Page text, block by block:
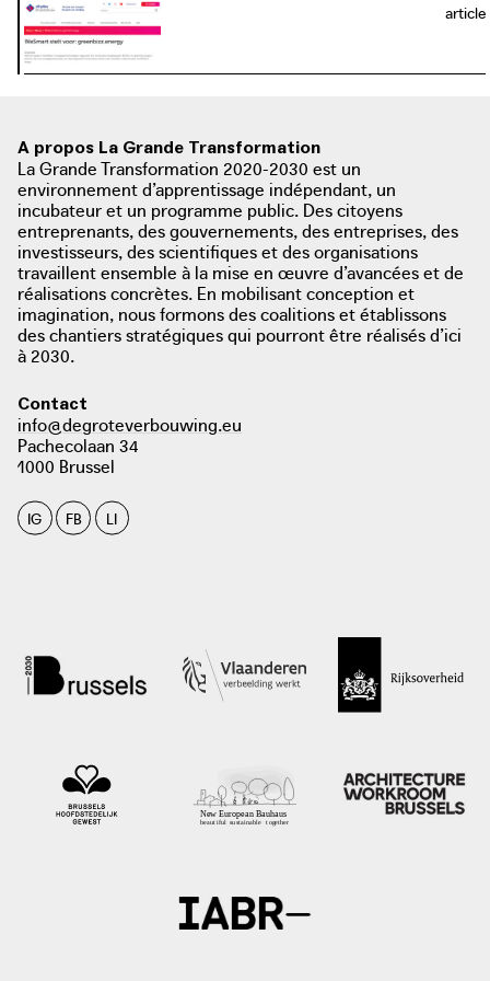
photo: WeSmart, 2017
article
photo: Citydev.Brussels, 2021
citydev.brussels
A propos La Grande Transformation
La Grande Transformation 2020-2030 est un
environnement d’apprentissage indépendant, un
incubateur et un programme public. Des citoyens
entreprenants, des gouvernements, des entreprises, des
investisseurs, des scientifiques et des organisations
travaillent ensemble à la mise en œuvre d’avancées et de
réalisations concrètes. En mobilisant conception et
imagination, nous formons des coalitions et établissons
des chantiers stratégiques qui pourront être réalisés d’ici
à 2030.
Contact
info@degroteverbouwing.eu
Pachecolaan 34
1000 Brussel
IG FB LI